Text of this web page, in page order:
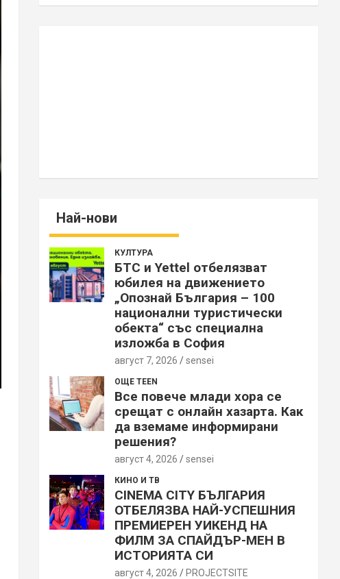
Най-нови
КУЛТУРА
БТС и Yettel отбелязват
юбилея на движението
„Опознай България – 100
национални туристически
обекта“ със специална
изложба в София
август 7, 2026 sensei
ОЩЕ TEEN
Все повече млади хора се
срещат с онлайн хазарта. Как
да вземаме информирани
решения?
август 4, 2026 sensei
КИНО И ТВ
CINEMA CITY БЪЛГАРИЯ
ОТБЕЛЯЗВА НАЙ-УСПЕШНИЯ
ПРЕМИЕРЕН УИКЕНД НА
ФИЛМ ЗА СПАЙДЪР-МЕН В
ИСТОРИЯТА СИ
август 4, 2026 PROJECTSITЕ